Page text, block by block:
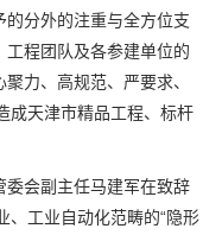
分外的注重与全方位支
程团队及各参建单位的
力、高规范、严要求、
成天津市精品工程、标杆
会副主任马建军在致辞
、工业自动化范畴的“隐形